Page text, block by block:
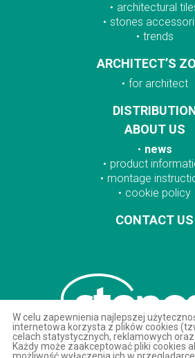
architectural
stones
trends
ARCHITECT’S
for architect
ABOUT US
news
product
montage
cookie policy
CONTACT US
W celu zapewnienia najlepszej
internetowa korzysta z plików cookies
celach statystycznych, reklamowych
Każdy może zaakceptować pliki cookies